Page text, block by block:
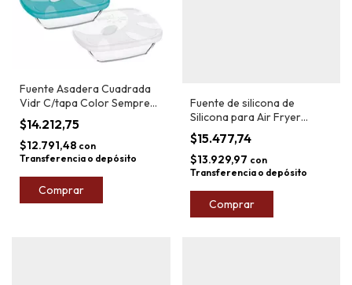
Fuente Asadera Cuadrada
Vidr C/tapa Color Sempre
26x23x7cm
$14.212,75
$12.791,48 con
Transferencia o depósito
Comprar
Fuente de silicona de
Silicona para Air Fryer
Negro Plus Market
$15.477,74
$13.929,97 con
Transferencia o depósito
Comprar